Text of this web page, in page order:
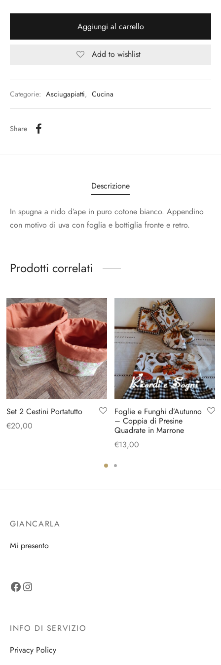
Aggiungi al carrello
Add to wishlist
Categorie: Asciugapiatti, Cucina
Share
Descrizione
In spugna a nido d’ape in puro cotone bianco. Appendino
con motivo di uva con foglia e bottiglia fronte e retro.
Prodotti correlati
Set 2 Cestini Portatutto
€20,00
Foglie e Funghi d’Autunno
– Coppia di Presine
Quadrate in Marrone
€13,00
GIANCARLA
Mi presento
Facebook
INFO DI SERVIZIO
Privacy Policy